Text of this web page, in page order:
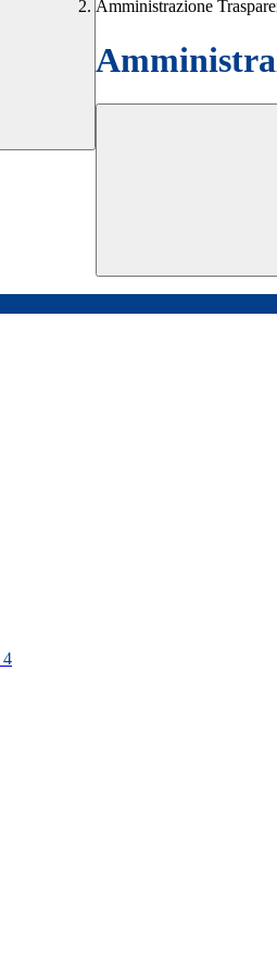
Amministrazione
4